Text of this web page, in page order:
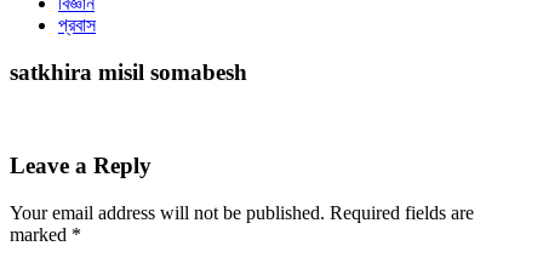
প্রবাস
satkhira misil somabesh
Leave a Reply
Your email address will not be published. Required fields are
marked *